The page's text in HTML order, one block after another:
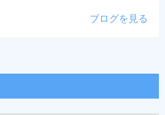
ブログを見る